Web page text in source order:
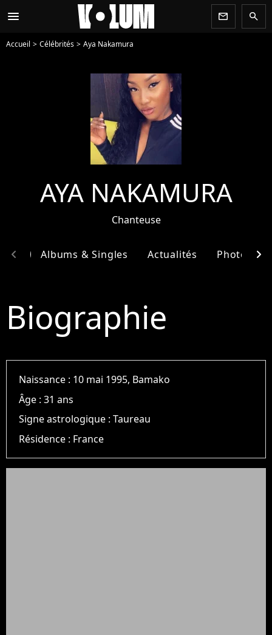
menu newsletter search
Accueil Célébrités Aya Nakamura
AYA NAKAMURA
Chanteuse
Albums & Singles Actualités Photos
chevron_left chevron_right
Biographie
Naissance : 10 mai 1995, Bamako
Âge :31 ans
Signe astrologique :Taureau
Résidence : France